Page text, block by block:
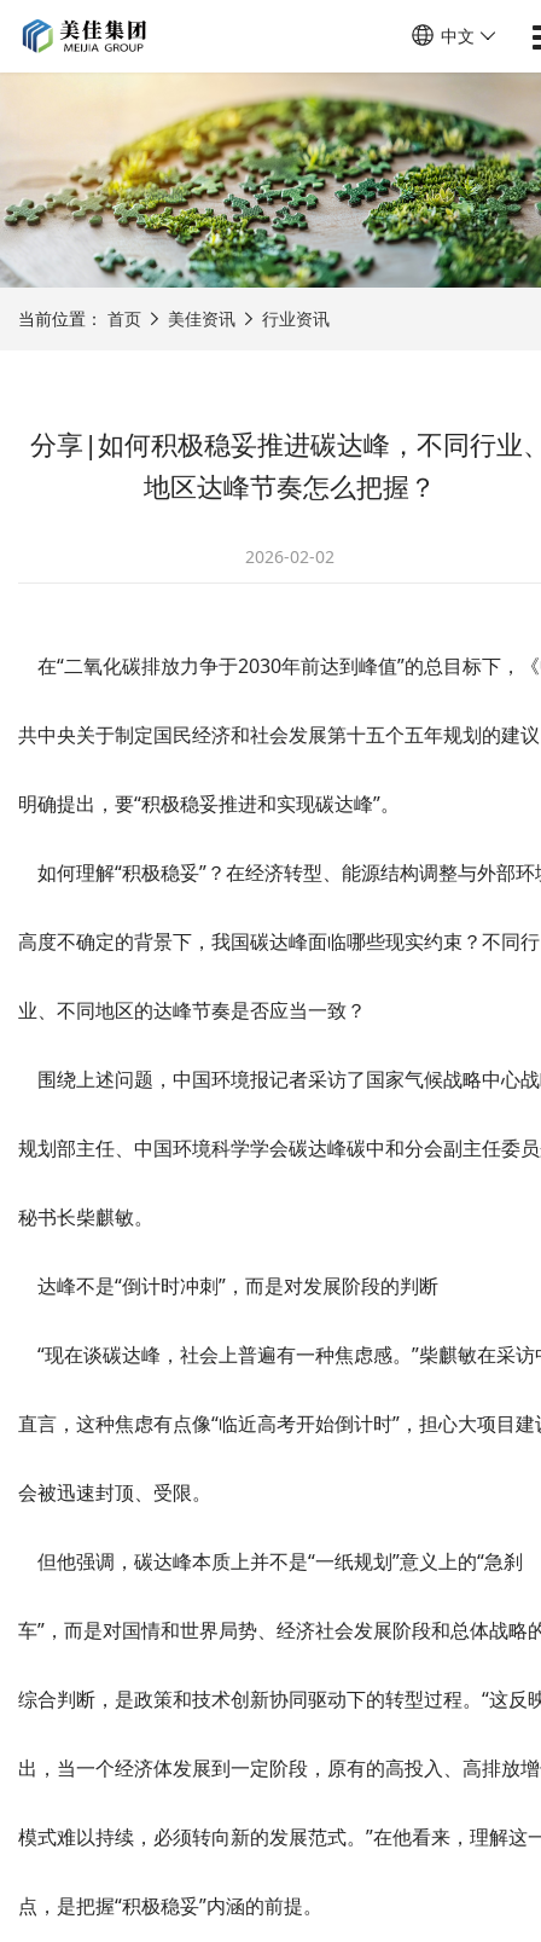
中文
当前位置： 首页 美佳资讯 行业资讯
分享|如何积极稳妥推进碳达峰，不同行业
地区达峰节奏怎么把握？
2026-02-02
在“二氧化碳排放力争于2030年前达到峰值”的总目标下，
共中央关于制定国民经济和社会发展第十五个五年规划的建
明确提出，要“积极稳妥推进和实现碳达峰”。
如何理解“积极稳妥”？在经济转型、能源结构调整与外部环
高度不确定的背景下，我国碳达峰面临哪些现实约束？不同行
业、不同地区的达峰节奏是否应当一致？
围绕上述问题，中国环境报记者采访了国家气候战略中心
规划部主任、中国环境科学学会碳达峰碳中和分会副主任委
秘书长柴麒敏。
达峰不是“倒计时冲刺”，而是对发展阶段的判断
“现在谈碳达峰，社会上普遍有一种焦虑感。”柴麒敏在采访
直言，这种焦虑有点像“临近高考开始倒计时”，担心大项目建
会被迅速封顶、受限。
但他强调，碳达峰本质上并不是“一纸规划”意义上的“急刹
车”，而是对国情和世界局势、经济社会发展阶段和总体战略
综合判断，是政策和技术创新协同驱动下的转型过程。“这反
出，当一个经济体发展到一定阶段，原有的高投入、高排放
模式难以持续，必须转向新的发展范式。”在他看来，理解这
点，是把握“积极稳妥”内涵的前提。